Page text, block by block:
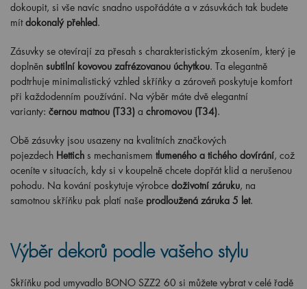
dokoupit, si vše navíc snadno uspořádáte a v zásuvkách tak budete
mít dokonalý přehled.
Zásuvky se otevírají za přesah s charakteristickým zkosením, který je
doplněn subtilní kovovou zafrézovanou úchytkou. Ta elegantně
podtrhuje minimalistický vzhled skříňky a zároveň poskytuje komfort
při každodenním používání. Na výběr máte dvě elegantní
varianty: černou matnou (T33) a chromovou (T34).
Obě zásuvky jsou usazeny na kvalitních značkových
pojezdech Hettich s mechanismem tlumeného a tichého dovírání, což
oceníte v situacích, kdy si v koupelně chcete dopřát klid a nerušenou
pohodu. Na kování poskytuje výrobce doživotní záruku, na
samotnou skříňku pak platí naše prodloužená záruka 5 let.
Výběr dekorů podle vašeho stylu
Skříňku pod umyvadlo BONO SZZ2 60 si můžete vybrat v celé řadě